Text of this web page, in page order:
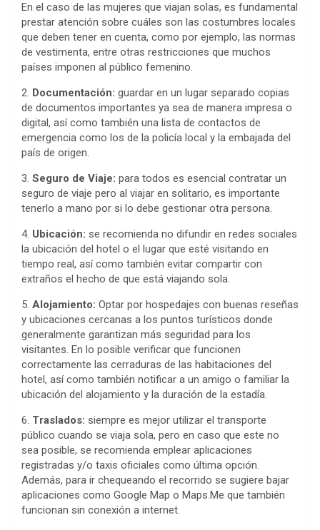
En el caso de las mujeres que viajan solas, es fundamental
prestar atención sobre cuáles son las costumbres locales
que deben tener en cuenta, como por ejemplo, las normas
de vestimenta, entre otras restricciones que muchos
países imponen al público femenino.
2. Documentación: guardar en un lugar separado copias
de documentos importantes ya sea de manera impresa o
digital, así como también una lista de contactos de
emergencia como los de la policía local y la embajada del
país de origen.
3. Seguro de Viaje: para todos es esencial contratar un
seguro de viaje pero al viajar en solitario, es importante
tenerlo a mano por si lo debe gestionar otra persona.
4. Ubicación: se recomienda no difundir en redes sociales
la ubicación del hotel o el lugar que esté visitando en
tiempo real, así como también evitar compartir con
extraños el hecho de que está viajando sola.
5. Alojamiento: Optar por hospedajes con buenas reseñas
y ubicaciones cercanas a los puntos turísticos donde
generalmente garantizan más seguridad para los
visitantes. En lo posible verificar que funcionen
correctamente las cerraduras de las habitaciones del
hotel, así como también notificar a un amigo o familiar la
ubicación del alojamiento y la duración de la estadía.
6. Traslados: siempre es mejor utilizar el transporte
público cuando se viaja sola, pero en caso que este no
sea posible, se recomienda emplear aplicaciones
registradas y/o taxis oficiales como última opción.
Además, para ir chequeando el recorrido se sugiere bajar
aplicaciones como Google Map o Maps.Me que también
funcionan sin conexión a internet.